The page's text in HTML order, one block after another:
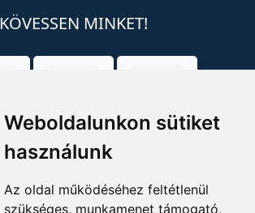
Weboldalunkon sütiket
használunk
Az oldal működéséhez feltétlenül
szükséges, munkamenet támogató,
KÖVESSEN MINKET!
ELÉRHETŐSÉGEK